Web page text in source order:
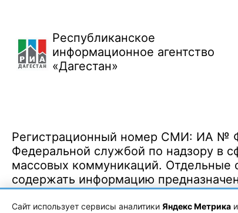
Республиканское
информационное агентство
«Дагестан»
Регистрационный номер СМИ: ИА №
Федеральной службой по надзору в
массовых коммуникаций. Отдельные
содержать информацию
Сайт использует сервисы аналитики Яндекс Метрика и